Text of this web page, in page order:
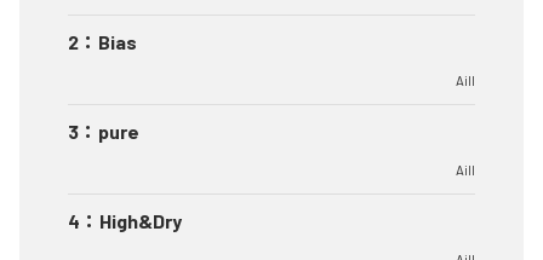
2 ： Bias
Aill
3 ： pure
Aill
4 ： High&Dry